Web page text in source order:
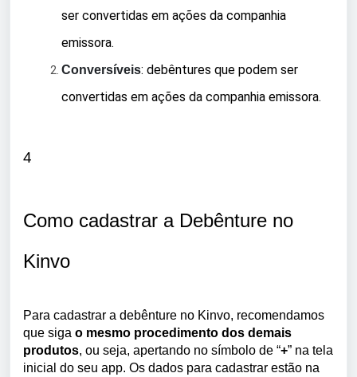
ser convertidas em ações da companhia
emissora.
Conversíveis: debêntures que podem ser
convertidas em ações da companhia emissora.
4
Como cadastrar a Debênture no
Kinvo
Para cadastrar a debênture no Kinvo, recomendamos
que siga o mesmo procedimento dos demais
produtos, ou seja, apertando no símbolo de “+” na tela
inicial do seu app. Os dados para cadastrar estão na